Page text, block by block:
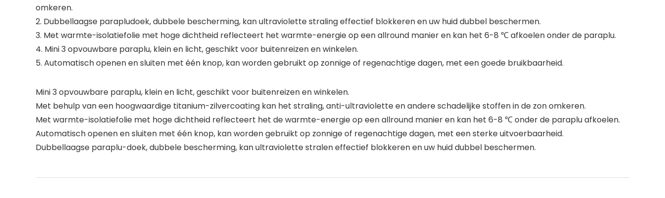
omkeren.
2. Dubbellaagse parapludoek, dubbele bescherming, kan ultraviolette straling effectief blokkeren en uw huid dubbel beschermen.
3. Met warmte-isolatiefolie met hoge dichtheid reflecteert het warmte-energie op een allround manier en kan het 6-8 ℃ afkoelen onder de paraplu.
4. Mini 3 opvouwbare paraplu, klein en licht, geschikt voor buitenreizen en winkelen.
5. Automatisch openen en sluiten met één knop, kan worden gebruikt op zonnige of regenachtige dagen, met een goede bruikbaarheid.
Mini 3 opvouwbare paraplu, klein en licht, geschikt voor buitenreizen en winkelen.
Met behulp van een hoogwaardige titanium-zilvercoating kan het straling, anti-ultraviolette en andere schadelijke stoffen in de zon omkeren.
Met warmte-isolatiefolie met hoge dichtheid reflecteert het de warmte-energie op een allround manier en kan het 6-8 ℃ onder de paraplu afkoelen.
Automatisch openen en sluiten met één knop, kan worden gebruikt op zonnige of regenachtige dagen, met een sterke uitvoerbaarheid.
Dubbellaagse paraplu-doek, dubbele bescherming, kan ultraviolette stralen effectief blokkeren en uw huid dubbel beschermen.